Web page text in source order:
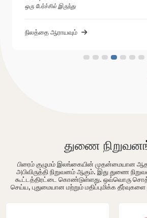
ஒரு பேர்ச்சில் இருந்து
நிலத்தை ஆராயவும்
துணை
பிரைம் குழுமம் இலங்கையின் முதன்மையான
அபிவிருத்தி நிறுவனம் ஆகும். இது துணை
கூட்டத்திரட்டை கொண்டுள்ளது. ஒவ்வொரு
செய்ய, புதுமையான மற்றும் மதிப்புமிக்க